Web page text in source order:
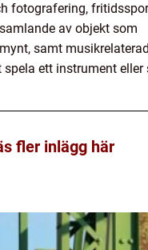
fotografering,
av objekt som
samt
spela ett instrument eller
fler inlägg här